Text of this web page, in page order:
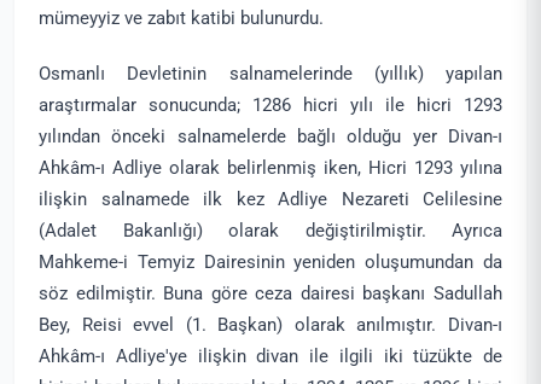
mümeyyiz ve zabıt katibi bulunurdu.
Osmanlı Devletinin salnamelerinde (yıllık) yapılan
araştırmalar sonucunda; 1286 hicri yılı ile hicri 1293
yılından önceki salnamelerde bağlı olduğu yer Divan-ı
Ahkâm-ı Adliye olarak belirlenmiş iken, Hicri 1293 yılına
ilişkin salnamede ilk kez Adliye Nezareti Celilesine
(Adalet Bakanlığı) olarak değiştirilmiştir. Ayrıca
Mahkeme-i Temyiz Dairesinin yeniden oluşumundan da
söz edilmiştir. Buna göre ceza dairesi başkanı Sadullah
Bey, Reisi evvel (1. Başkan) olarak anılmıştır. Divan-ı
Ahkâm-ı Adliye'ye ilişkin divan ile ilgili iki tüzükte de